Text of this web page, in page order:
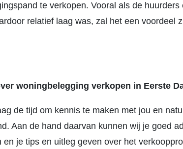
te verkopen. Vooral als de huurders
relatief laag was, zal het een voordeel
woningbelegging verkopen in Eerste
de tijd om kennis te maken met jou en
Aan de hand daarvan kunnen wij je goed
en je tips en uitleg geven over het